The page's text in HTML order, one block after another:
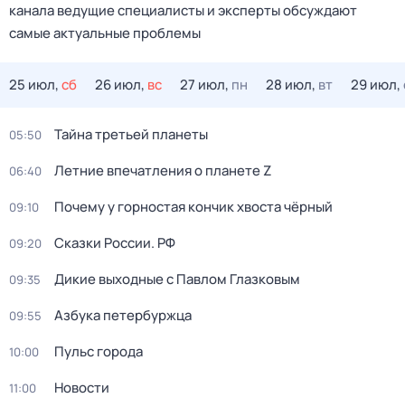
канала ведущие специалисты и эксперты обсуждают
самые актуальные проблемы
25 июл,сб 26 июл, вс 27 июл, пн 28 июл, вт 29 июл,
05:50 Тайна третьей планеты
06:40 Летние впечатления о планете Z
09:10 Почему у горностая кончик хвоста чёрный
09:20 Сказки России. РФ
09:35 Дикие выходные с Павлом Глазковым
09:55 Азбука петербуржца
10:00 Пульс города
11:00 Новости